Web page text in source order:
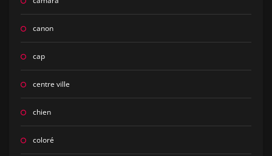
canon
cap
centre ville
chien
coloré